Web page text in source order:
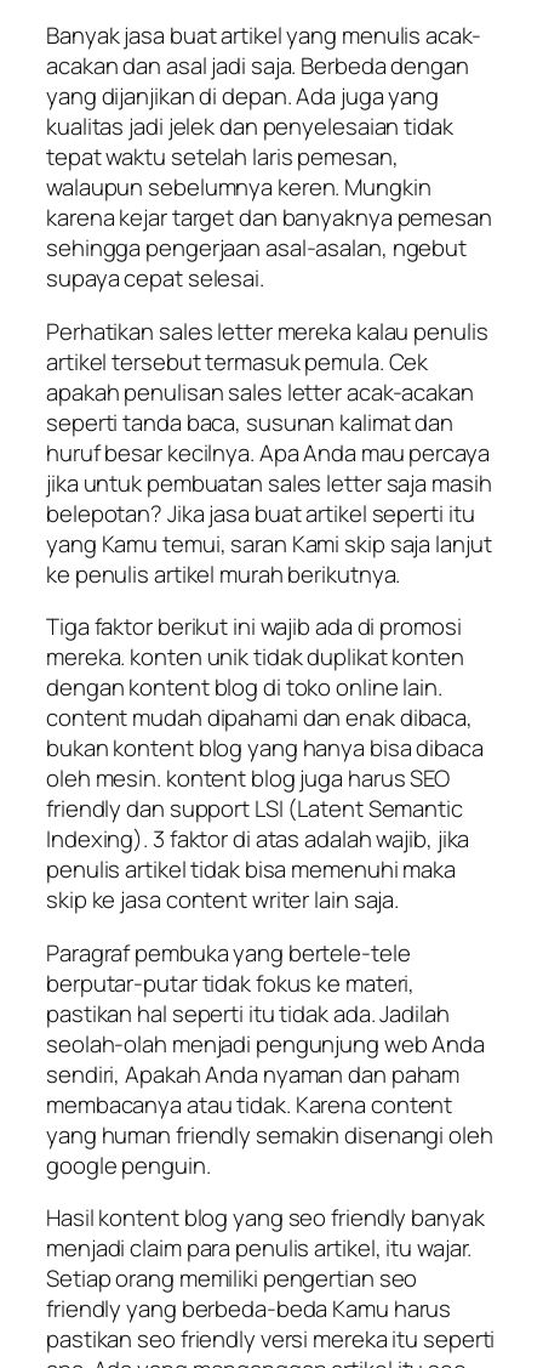
Banyak jasa buat artikel yang menulis acak-
acakan dan asal jadi saja. Berbeda dengan
yang dijanjikan di depan. Ada juga yang
kualitas jadi jelek dan penyelesaian tidak
tepat waktu setelah laris pemesan,
walaupun sebelumnya keren. Mungkin
karena kejar target dan banyaknya pemesan
sehingga pengerjaan asal-asalan, ngebut
supaya cepat selesai.
Perhatikan sales letter mereka kalau penulis
artikel tersebut termasuk pemula. Cek
apakah penulisan sales letter acak-acakan
seperti tanda baca, susunan kalimat dan
huruf besar kecilnya. Apa Anda mau percaya
jika untuk pembuatan sales letter saja masih
belepotan? Jika jasa buat artikel seperti itu
yang Kamu temui, saran Kami skip saja lanjut
ke penulis artikel murah berikutnya.
Tiga faktor berikut ini wajib ada di promosi
mereka. konten unik tidak duplikat konten
dengan kontent blog di toko online lain.
content mudah dipahami dan enak dibaca,
bukan kontent blog yang hanya bisa dibaca
oleh mesin. kontent blog juga harus SEO
friendly dan support LSI (Latent Semantic
Indexing). 3 faktor di atas adalah wajib, jika
penulis artikel tidak bisa memenuhi maka
skip ke jasa content writer lain saja.
Paragraf pembuka yang bertele-tele
berputar-putar tidak fokus ke materi,
pastikan hal seperti itu tidak ada. Jadilah
seolah-olah menjadi pengunjung web Anda
sendiri, Apakah Anda nyaman dan paham
membacanya atau tidak. Karena content
yang human friendly semakin disenangi oleh
google penguin.
Hasil kontent blog yang seo friendly banyak
menjadi claim para penulis artikel, itu wajar.
Setiap orang memiliki pengertian seo
friendly yang berbeda-beda Kamu harus
pastikan seo friendly versi mereka itu seperti